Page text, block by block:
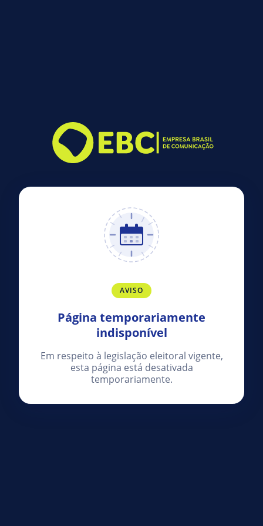
AVISO
Página temporariamente
indisponível
Em respeito à legislação eleitoral vigente,
esta página está desativada
temporariamente.